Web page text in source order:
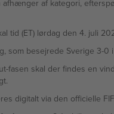
af kategori,
tid (ET) lørdag den 4. juli
som besejrede Sverige 3-0
fasen skal der findes en
digitalt via den officielle